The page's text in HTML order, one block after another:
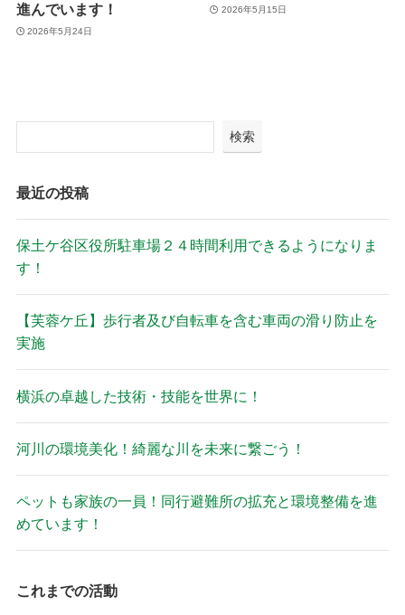
進んでいます！
2026年5月24日
2026年5月15日
検索
最近の投稿
保土ケ谷区役所駐車場２４時間利用できるようになりま
す！
【芙蓉ケ丘】歩行者及び自転車を含む車両の滑り防止を
実施
横浜の卓越した技術・技能を世界に！
河川の環境美化！綺麗な川を未来に繋ごう！
ペットも家族の一員！同行避難所の拡充と環境整備を進
めています！
これまでの活動